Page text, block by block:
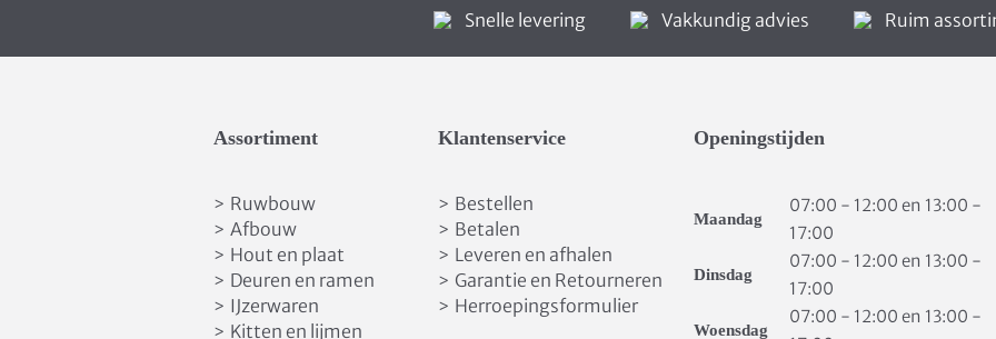
Snelle levering Vakkundig advies Ruim
Assortiment
> Ruwbouw
> Afbouw
> Hout en plaat
> Deuren en ramen
> IJzerwaren
> Kitten en lijmen
Klantenservice
> Bestellen
> Betalen
> Leveren en afhalen
> Garantie en Retourneren
> Herroepingsformulier
Openingstijden
Maandag
07:00 - 12:00 en 13:00 -
17:00
Dinsdag
07:00 - 12:00 en 13:00 -
17:00
Woensdag
07:00 - 12:00 en 13:00 -